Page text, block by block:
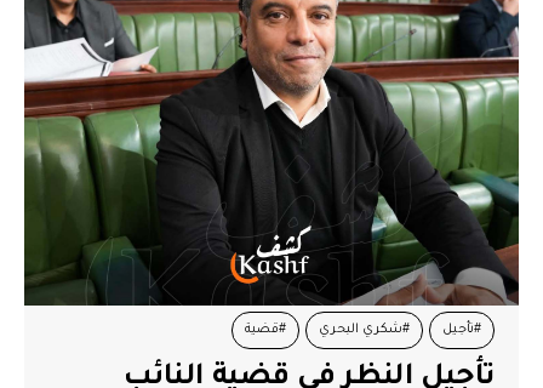
#تأجيل #شكري البحري #قضية
تأجيل النظر في قضية النائب